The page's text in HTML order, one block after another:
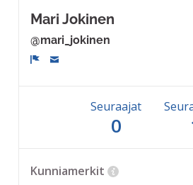
Mari Jokinen
@mari_jokinen
Seuraajat
0
Kunniamerkit